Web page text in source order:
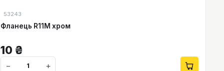
53243
Фланець R11M хром
10 ₴
− +